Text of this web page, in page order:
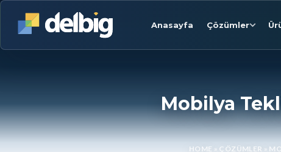
Anasayfa Çözümler
Mobilya
HOME » ÇÖZÜMLER »